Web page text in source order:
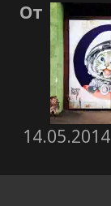
От
14.05.2014